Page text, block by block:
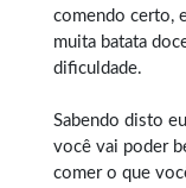
comendo certo,
muita batata
dificuldade.
Sabendo disto
você vai poder
comer o que